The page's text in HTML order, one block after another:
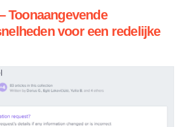
Toonaangevende
voor een redelijke